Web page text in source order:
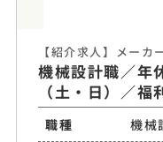
【紹介求人】メーカ
機械設計職／年
（土・日）／福
職種
機械